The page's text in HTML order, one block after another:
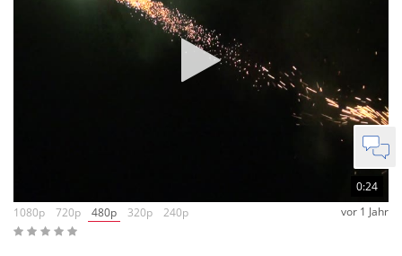
0:24
1080p
720p 480p 320p 240p vor 1 Jahr